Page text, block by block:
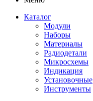
Каталог
Модули
Наборы
Материалы
Радиодетали
Микросхемы
Индикация
Установочные
Инструменты